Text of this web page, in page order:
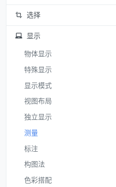
选择
显示
物体显示
特殊显示
显示模式
视图布局
独立显示
测量
标注
构图法
色彩搭配